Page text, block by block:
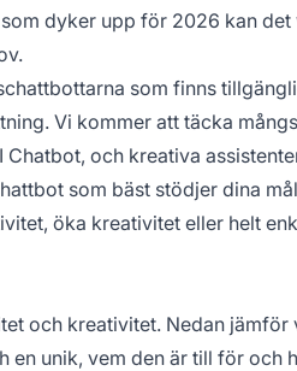
dyker upp för 2026 kan det
som finns
Vi kommer att täcka
och kreativa
som bäst stödjer dina
öka kreativitet eller helt
och kreativitet. Nedan jämför
en unik, vem den är till för och